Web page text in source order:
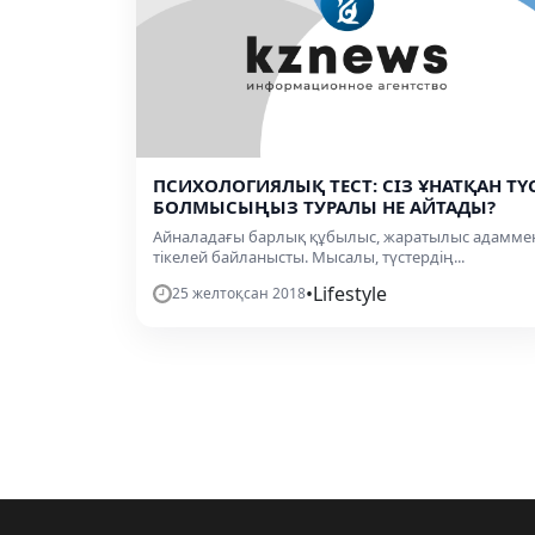
ПСИХОЛОГИЯЛЫҚ ТЕСТ: СІЗ ҰНАТҚАН
БОЛМЫСЫҢЫЗ ТУРАЛЫ НЕ АЙТАДЫ?
Айналадағы барлық құбылыс, жаратылыс
тікелей байланысты. Мысалы, түстердің...
25 желтоқсан 2018•Lifestyle